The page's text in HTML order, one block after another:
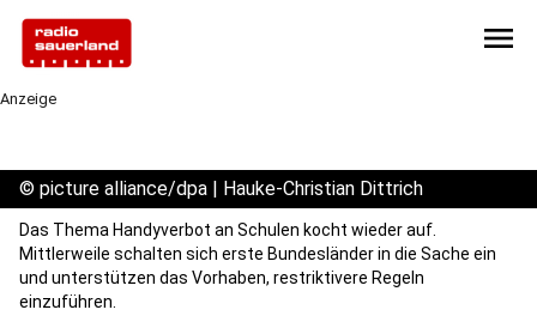
menu
Anzeige
© picture alliance/dpa | Hauke-Christian Dittrich
Das Thema Handyverbot an Schulen kocht wieder auf.
Mittlerweile schalten sich erste Bundesländer in die Sache ein
und unterstützen das Vorhaben, restriktivere Regeln
einzuführen.